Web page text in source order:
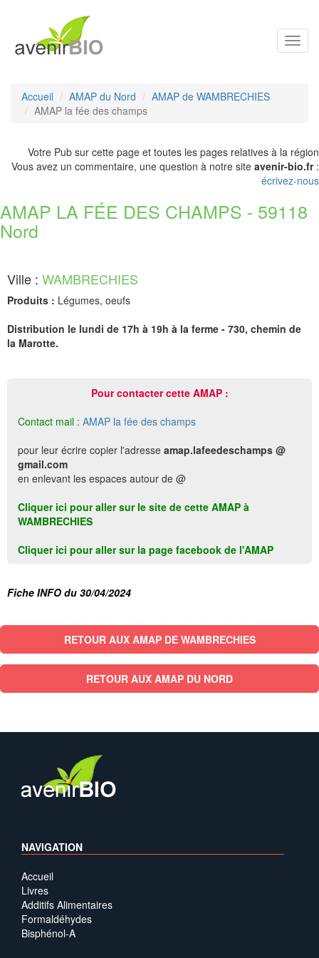
Accueil AMAP du Nord
AMAP de WAMBRECHIES
AMAP la fée des champs
Votre Pub sur cette page et toutes les pages relatives à la région
Vous avez un commentaire, une question à notre site avenir-bio.fr:
écrivez-nous
AMAP LA FÉE DES CHAMPS - 59118
Nord
Ville : WAMBRECHIES
Produits : Légumes, oeufs
Distribution le lundi de 17h à 19h à la ferme - 730, chemin de
la Marotte.
Pour contacter cette AMAP :
Contact mail : AMAP la fée des champs
pour leur écrire copier l'adresse amap.lafeedeschamps @
gmail.com
en enlevant les espaces autour de @
Cliquer ici pour aller sur le site de cette AMAP à
WAMBRECHIES
Cliquer ici pour aller sur la page facebook de l'AMAP
Fiche INFO du 30/04/2024
RETOUR AUX AMAP DE WAMBRECHIES
RETOUR AUX AMAP DU NORD
NAVIGATION
Accueil
Livres
Additifs Alimentaires
Formaldéhydes
Bisphénol-A